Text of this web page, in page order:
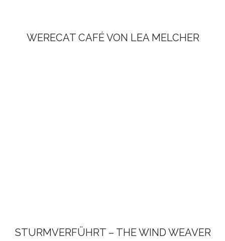
WERECAT CAFÉ VON LEA MELCHER
STURMVERFÜHRT – THE WIND WEAVER